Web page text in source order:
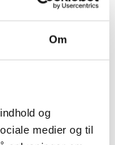
Om
og
medier og til
til
podcast ‘Når
med en ung,
langt på